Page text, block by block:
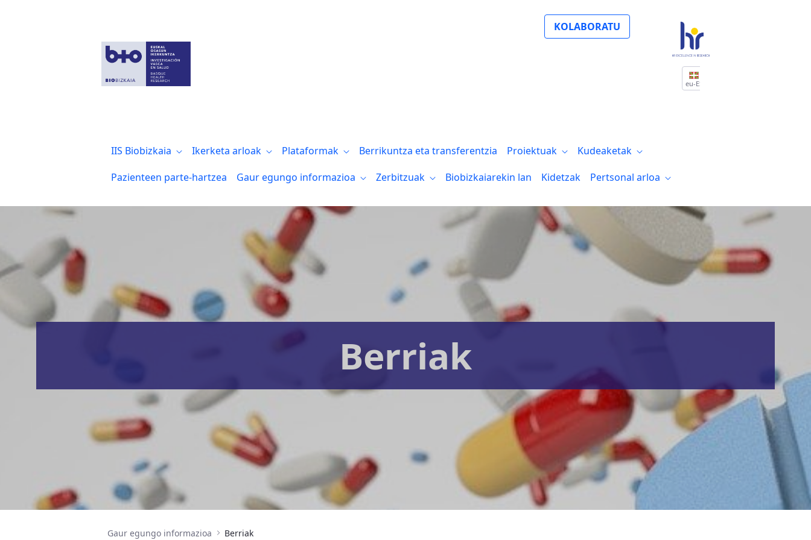
KOLABORATU
eu-ES
IIS Biobizkaia Ikerketa arloak Plataformak Berrikuntza eta transferentzia Proiektuak
Kudeaketak
Pazienteen parte-hartzea
Gaur egungo informazioa Zerbitzuak Biobizkaiarekin lan Kidetzak Pertsonal arloa
Berriak
Gaur egungo informazioa Berriak